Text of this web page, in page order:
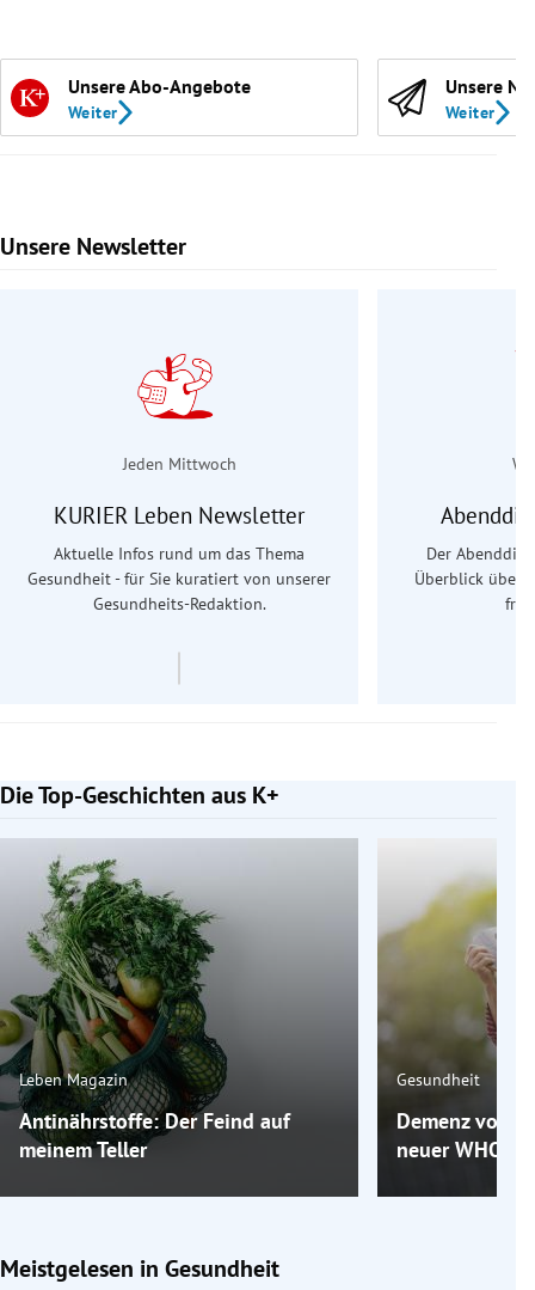
Unsere Abo-Angebote
Weiter
Unsere
Weiter
Unsere Newsletter
Slide 1 von 9
Jeden Mittwoch
KURIER Leben Newsletter
Aktuelle Infos rund um das Thema
Gesundheit - für Sie kuratiert von unserer
Gesundheits-Redaktion.
Der
Überblick über
Die Top-Geschichten aus K+
Slide 1 von 7
Leben Magazin
Antinährstoffe: Der Feind auf
meinem Teller
Gesundheit
Demenz
neuer WHO-
Meistgelesen in Gesundheit